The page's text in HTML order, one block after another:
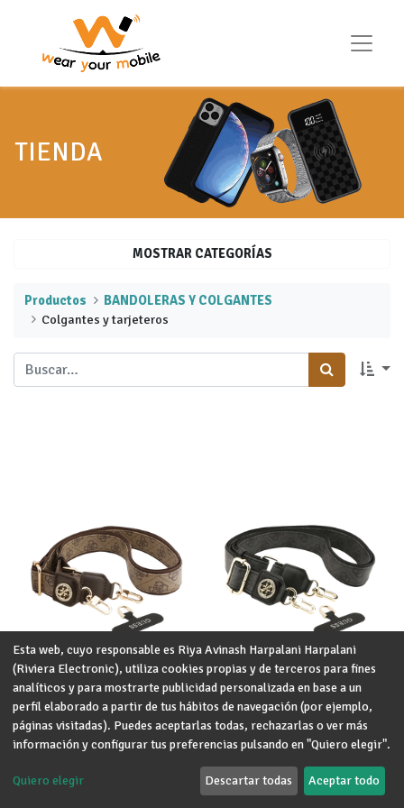
TIENDA
MOSTRAR CATEGORÍAS
Productos
BANDOLERAS Y COLGANTES
​Colgantes y tarjeteros
GUESS COLGANTE UNIVERSAL 4G
0 ud. en stock
GUESS COLGANTE UNIVERSAL 4G
STRASS NEGRO
Esta web, cuyo responsable es Riya Avinash Harpalani Harpalani
(Riviera Electronic), utiliza cookies propias y de terceros para fines
analíticos y para mostrarte publicidad personalizada en base a un
perfil elaborado a partir de tus hábitos de navegación (por ejemplo,
páginas visitadas). Puedes aceptarlas todas, rechazarlas o ver más
información y configurar tus preferencias pulsando en "Quiero elegir".
Quiero elegir Descartar todas Aceptar todo